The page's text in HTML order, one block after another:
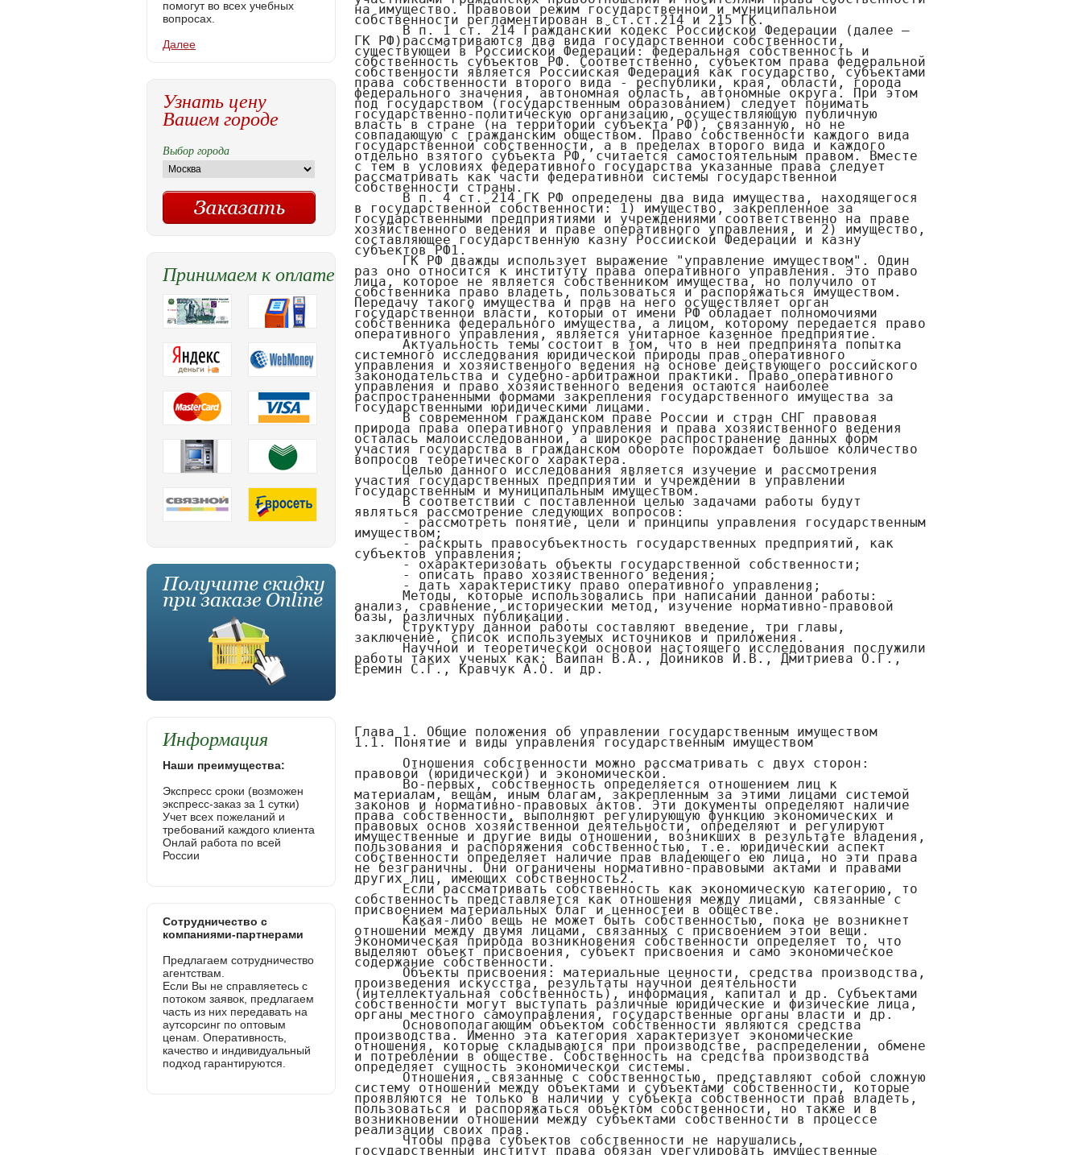
помогут во всех учебных
вопросах.
Далее
Узнать цену
Вашем городе
Выбор города
Принимаем к оплате
Информация
Наши преимущества:
Экспресс сроки (возможен
экспресс-заказ за 1 сутки)
Учет всех пожеланий и
требований каждого клиента
Онлай работа по всей
России
Сотрудничество с
компаниями-партнерами
Предлагаем сотрудничество
агентствам.
Если Вы не справляетесь с
потоком заявок, предлагаем
часть из них передавать на
аутсорсинг по оптовым
ценам. Оперативность,
качество и индивидуальный
подход гарантируются.